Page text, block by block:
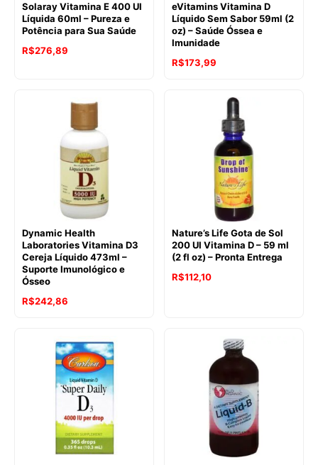
Solaray Vitamina E 400 UI
Líquida 60ml – Pureza e
Potência para Sua Saúde
R$276,89
eVitamins Vitamina D
Líquido Sem Sabor 59ml (2
oz) – Saúde Óssea e
Imunidade
R$173,99
Dynamic Health
Laboratories Vitamina D3
Cereja Líquido 473ml –
Suporte Imunológico e
Ósseo
R$242,86
Nature’s Life Gota de Sol
200 UI Vitamina D – 59 ml
(2 fl oz) – Pronta Entrega
R$112,10